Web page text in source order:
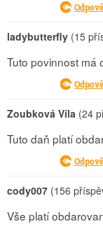
ladybutterfly (15
Tuto povinnost má
Zoubková Víla (24
Tuto daň platí
cody007 (156
Vše platí